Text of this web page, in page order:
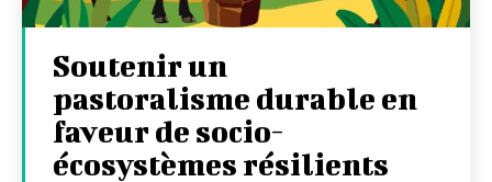
Soutenir un
pastoralisme durable en
faveur de socio-
écosystèmes résilients